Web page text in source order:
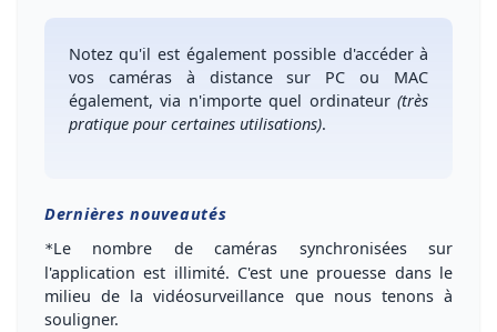
Notez qu'il est également possible d'accéder à
vos caméras à distance sur PC ou MAC
également, via n'importe quel ordinateur(très
pratique pour certaines utilisations).
Dernières nouveautés
*Le nombre de caméras synchroniséessur
l'application est illimité. C'est une prouesse dans le
milieu de la vidéosurveillance que nous tenons à
souligner.